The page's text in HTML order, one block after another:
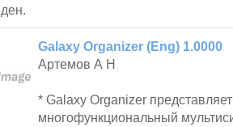
Galaxy Organizer (Eng) 1.0000
Артемов А Н
* Galaxy Organizer
многофункциональный